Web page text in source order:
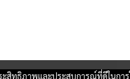
ะสิทธิภาพและประสบการณ์ที่ดีในกา